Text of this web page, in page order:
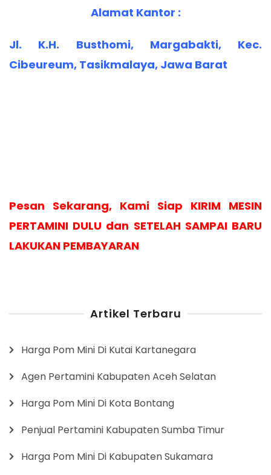
Alamat Kantor :
Jl. K.H. Busthomi, Margabakti, Kec.
Cibeureum, Tasikmalaya, Jawa Barat
Pesan Sekarang, Kami Siap KIRIM MESIN
PERTAMINI DULU dan SETELAH SAMPAI BARU
LAKUKAN PEMBAYARAN
Artikel Terbaru
Harga Pom Mini Di Kutai Kartanegara
Agen Pertamini Kabupaten Aceh Selatan
Harga Pom Mini Di Kota Bontang
Penjual Pertamini Kabupaten Sumba Timur
Harga Pom Mini Di Kabupaten Sukamara